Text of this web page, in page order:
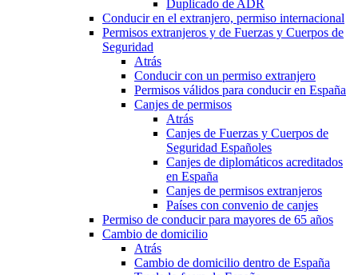
Duplicado de ADR
Conducir en el extranjero, permiso internacional
Permisos extranjeros y de Fuerzas y Cuerpos de
Seguridad
Atrás
Conducir con un permiso extranjero
Permisos válidos para conducir en España
Canjes de permisos
Atrás
Canjes de Fuerzas y Cuerpos de
Seguridad Españoles
Canjes de diplomáticos acreditados
en España
Canjes de permisos extranjeros
Países con convenio de canjes
Permiso de conducir para mayores de 65 años
Cambio de domicilio
Atrás
Cambio de domicilio dentro de España